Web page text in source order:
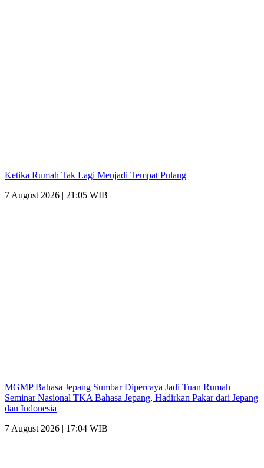
Ketika Rumah Tak Lagi Menjadi Tempat Pulang
7 August 2026 | 21:05 WIB
MGMP Bahasa Jepang Sumbar Dipercaya Jadi Tuan Rumah
Seminar Nasional TKA Bahasa Jepang, Hadirkan Pakar dari Jepang
dan Indonesia
7 August 2026 | 17:04 WIB